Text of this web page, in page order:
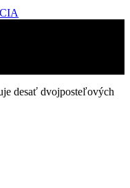
desať dvojposteľových